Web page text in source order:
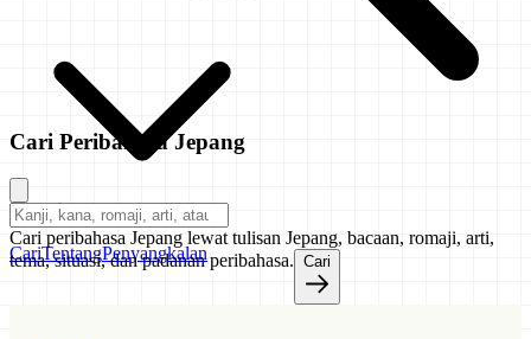
CariTentangPenyangkalan
Cari Peribahasa Jepang
Cari peribahasa Jepang lewat tulisan Jepang, bacaan, romaji, arti,
tema, situasi, dan padanan peribahasa. Cari